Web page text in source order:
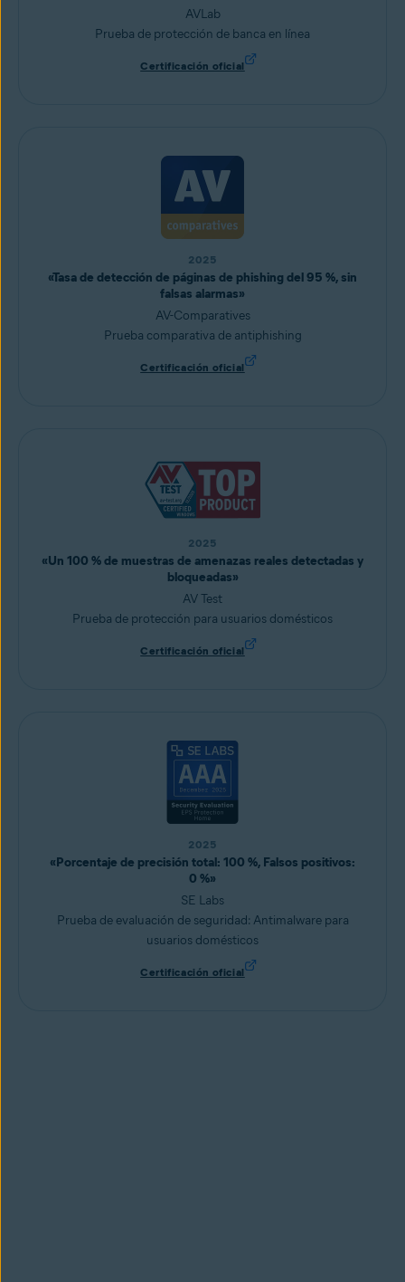
AVLab
Prueba de protección de banca en línea
Certificación oficial
2025
«Tasa de detección de páginas de phishing del 95 %, sin
falsas alarmas»
AV-Comparatives
Prueba comparativa de antiphishing
Certificación oficial
2025
«Un 100 % de muestras de amenazas reales detectadas y
bloqueadas»
AV Test
Prueba de protección para usuarios domésticos
Certificación oficial
2025
«Porcentaje de precisión total: 100 %, Falsos positivos:
0 %»
SE Labs
Prueba de evaluación de seguridad: Antimalware para
usuarios domésticos
Certificación oficial